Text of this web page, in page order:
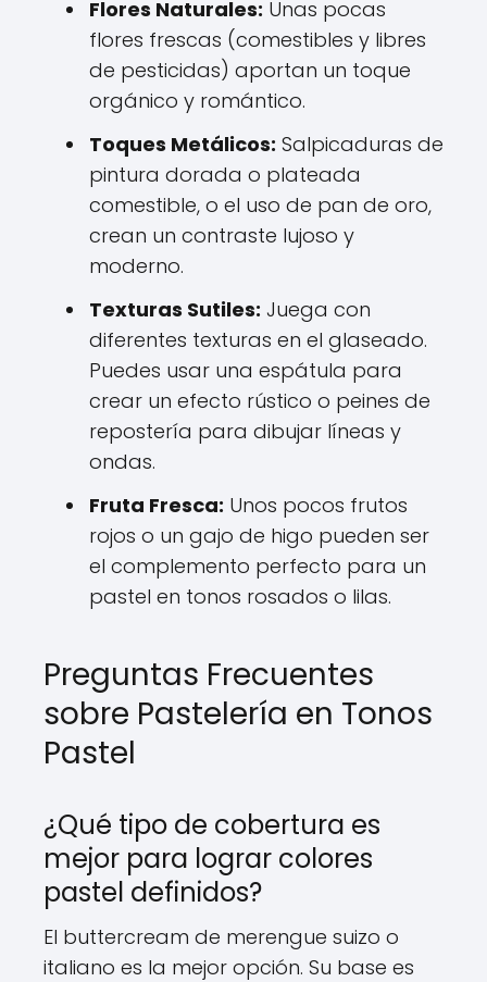
Flores Naturales: Unas pocas
flores frescas (comestibles y libres
de pesticidas) aportan un toque
orgánico y romántico.
Toques Metálicos: Salpicaduras de
pintura dorada o plateada
comestible, o el uso de pan de oro,
crean un contraste lujoso y
moderno.
Texturas Sutiles: Juega con
diferentes texturas en el glaseado.
Puedes usar una espátula para
crear un efecto rústico o peines de
repostería para dibujar líneas y
ondas.
Fruta Fresca: Unos pocos frutos
rojos o un gajo de higo pueden ser
el complemento perfecto para un
pastel en tonos rosados o lilas.
Preguntas Frecuentes
sobre Pastelería en Tonos
Pastel
¿Qué tipo de cobertura es
mejor para lograr colores
pastel definidos?
El buttercream de merengue suizo o
italiano es la mejor opción. Su base es